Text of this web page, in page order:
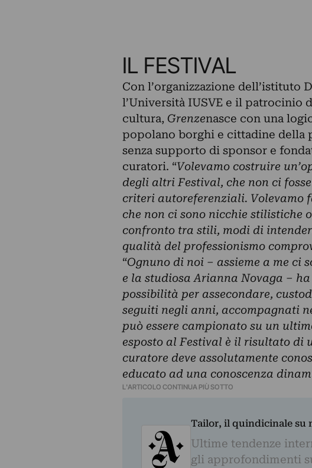
IL FESTIVAL
Con l’organizzazione dell’istituto
l’Università IUSVE e il patrocinio
cultura, Grenzenasce con una
popolano borghi e cittadine della
senza supporto di sponsor e
curatori. “Volevamo costruire
degli altri Festival, che non ci
criteri autoreferenziali. Volevamo
che non ci sono nicchie stilistiche
confronto tra stili, modi di
qualità del professionismo
“Ognuno di noi – assieme a me ci
e la studiosa Arianna Novaga –
possibilità per assecondare,
seguiti negli anni, accompagnati
può essere campionato su un
esposto al Festival è il risultato di
curatore deve assolutamente
educato ad una conoscenza
L'ARTICOLO CONTINUA PIÙ SOTTO
Tailor, il quindicinale su
Ultime tendenze
gli approfondimenti